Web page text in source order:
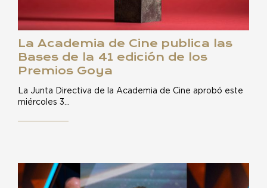
La Academia de Cine publica las
Bases de la 41 edición de los
Premios Goya
La Junta Directiva de la Academia de Cine aprobó este
miércoles 3…